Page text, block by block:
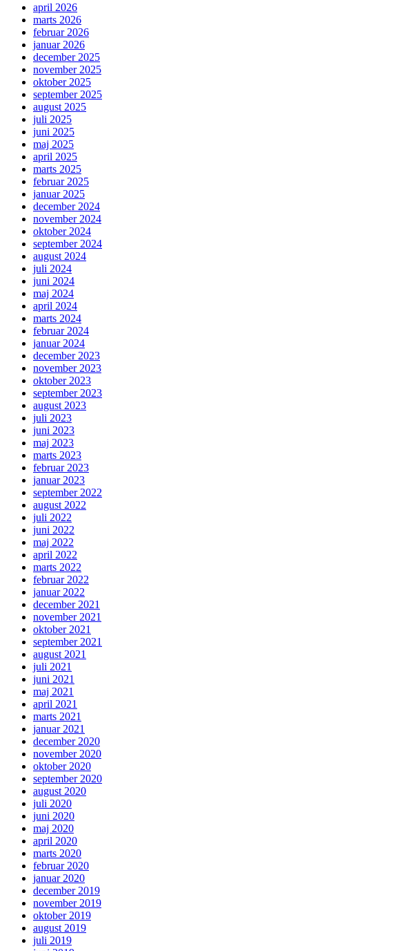
april 2026
marts 2026
februar 2026
januar 2026
december 2025
november 2025
oktober 2025
september 2025
august 2025
juli 2025
juni 2025
maj 2025
april 2025
marts 2025
februar 2025
januar 2025
december 2024
november 2024
oktober 2024
september 2024
august 2024
juli 2024
juni 2024
maj 2024
april 2024
marts 2024
februar 2024
januar 2024
december 2023
november 2023
oktober 2023
september 2023
august 2023
juli 2023
juni 2023
maj 2023
marts 2023
februar 2023
januar 2023
september 2022
august 2022
juli 2022
juni 2022
maj 2022
april 2022
marts 2022
februar 2022
januar 2022
december 2021
november 2021
oktober 2021
september 2021
august 2021
juli 2021
juni 2021
maj 2021
april 2021
marts 2021
januar 2021
december 2020
november 2020
oktober 2020
september 2020
august 2020
juli 2020
juni 2020
maj 2020
april 2020
marts 2020
februar 2020
januar 2020
december 2019
november 2019
oktober 2019
august 2019
juli 2019